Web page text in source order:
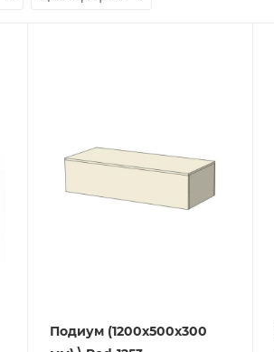
Подиум (1200х500х300